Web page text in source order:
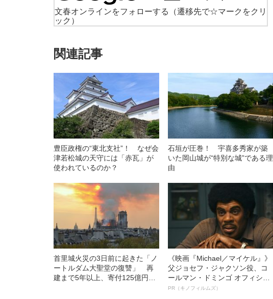
文春オンラインをフォローする
（遷移先で☆マークをクリ
ック）
関連記事
豊臣政権の“東北支社”！ なぜ会
津若松城の天守には「赤瓦」が
使われているのか？
石垣が圧巻！ 宇喜多秀家が築
いた岡山城が“特別な城”である理
由
首里城火災の3日前に起きた「ノ
ートルダム大聖堂の復讐」 再
建まで5年以上、寄付125億円が
《映画『Michael／マイケル』》
父ジョセフ・ジャクソン役、コ
ールマン・ドミンゴ オフィシャ
ルインタビュー“観客を魅了した
PR（キノフィルムズ）